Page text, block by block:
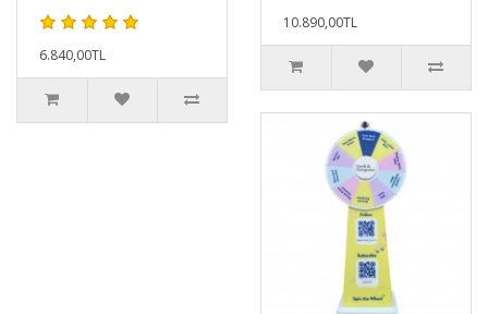
6.840,00TL
10.890,00TL